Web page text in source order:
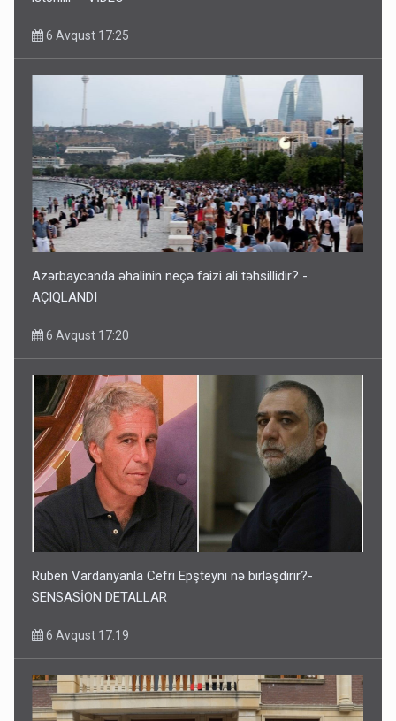
6 Avqust 17:25
Azərbaycanda əhalinin neçə faizi ali təhsillidir? -
AÇIQLANDI
6 Avqust 17:20
Ruben Vardanyanla Cefri Epşteyni nə birləşdirir?-
SENSASİON DETALLAR
6 Avqust 17:19